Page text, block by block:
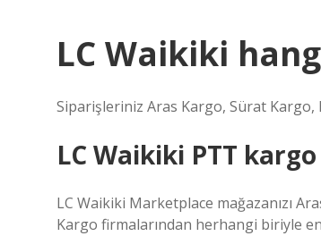
LC Waikiki
Siparişleriniz Aras Kargo, Sürat
LC Waikiki PTT
LC Waikiki Marketplace mağazanızı
Kargo firmalarından herhangi biriyle